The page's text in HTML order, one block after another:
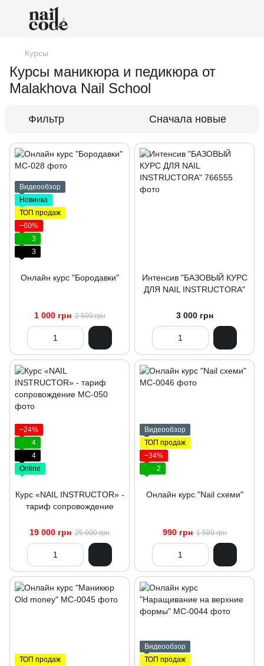
Курсы
Курсы маникюра и педикюра от
Malakhova Nail School
Фильтр Сначала новые
Видеообзор
Новинка
ТОП продаж
−60%
3
3
Онлайн курс "Бородавки"
1 000 грн 2 500 грн
Интенсив "БАЗОВЫЙ КУРС
ДЛЯ NAIL INSTRUCTORA"
3 000 грн
−24%
4
4
Online
Курс «NAIL INSTRUCTOR» -
тариф сопровождение
19 000 грн 25 000 грн
Видеообзор
ТОП продаж
−34%
2
Онлайн курс "Nail схеми"
990 грн 1 500 грн
ТОП продаж
Видеообзор
ТОП продаж